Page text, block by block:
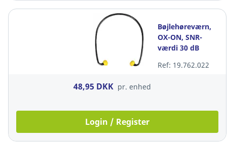
Bøjlehøreværn,
OX-ON, SNR-
værdi 30 dB
Ref: 19.762.022
48,95 DKK pr. enhed
Login / Register